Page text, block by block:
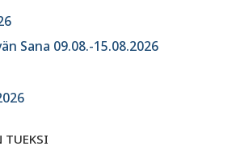
Sana 09.08.-15.08.2026
TUEKSI